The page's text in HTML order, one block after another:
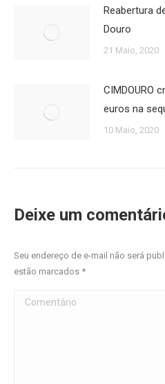
Reabertura
Douro
21 Maio, 2020
CIMDOURO
euros na
10 Maio, 2020
Deixe um
Seu endereço de e-mail não será
estão marcados *
Comentário